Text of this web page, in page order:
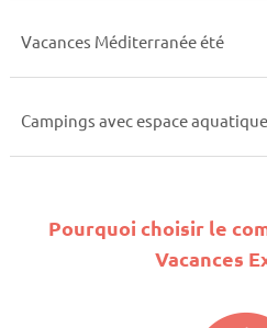
Vacances Méditerranée été
Campings avec espace
Pourquoi choisir le
Vacances